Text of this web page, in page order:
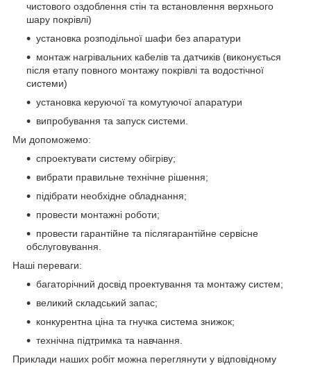
чистового оздоблення стін та встановлення верхнього
шару покрівлі)
установка розподільної шафи без апаратури
монтаж нагрівальних кабелів та датчиків (виконується
після етапу повного монтажу покрівлі та водостічної
системи)
установка керуючої та комутуючої апаратури
випробування та запуск системи.
Ми допоможемо:
спроектувати систему обігріву;
вибрати правильне технічне рішення;
підібрати необхідне обладнання;
провести монтажні роботи;
провести гарантійне та післягарантійне сервісне
обслуговування.
Наші переваги:
багаторічний досвід проектування та монтажу систем;
великий складський запас;
конкурентна ціна та гнучка система знижок;
технічна підтримка та навчання.
Приклади наших робіт можна переглянути у відповідному